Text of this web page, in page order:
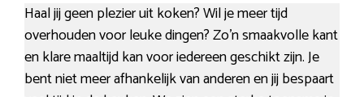
Haal jij geen plezier uit koken? Wil je meer tijd
overhouden voor leuke dingen? Zo’n smaakvolle kant
en klare maaltijd kan voor iedereen geschikt zijn. Je
bent niet meer afhankelijk van anderen en jij bespaart